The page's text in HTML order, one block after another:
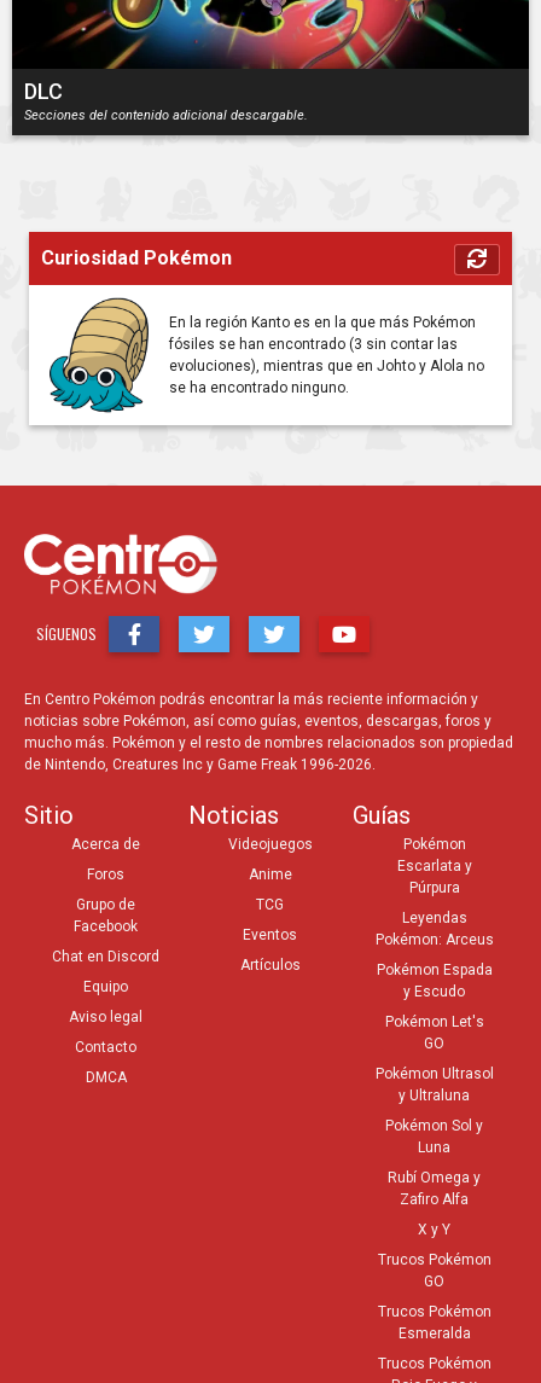
DLC
Secciones del contenido adicional descargable.
Curiosidad Pokémon
En la región Kanto es en la que más Pokémon
fósiles se han encontrado (3 sin contar las
evoluciones), mientras que en Johto y Alola no
se ha encontrado ninguno.
SÍGUENOS
En Centro Pokémon podrás encontrar la más reciente información y
noticias sobre Pokémon, así como guías, eventos, descargas, foros y
mucho más. Pokémon y el resto de nombres relacionados son propiedad
de Nintendo, Creatures Inc y Game Freak 1996-2026.
Sitio
Acerca de
Foros
Grupo de
Facebook
Chat en Discord
Equipo
Aviso legal
Contacto
DMCA
Noticias
Videojuegos
Anime
TCG
Eventos
Artículos
Guías
Pokémon
Escarlata y
Púrpura
Leyendas
Pokémon: Arceus
Pokémon Espada
y Escudo
Pokémon Let's
GO
Pokémon Ultrasol
y Ultraluna
Pokémon Sol y
Luna
Rubí Omega y
Zafiro Alfa
X y Y
Trucos Pokémon
GO
Trucos Pokémon
Esmeralda
Trucos Pokémon